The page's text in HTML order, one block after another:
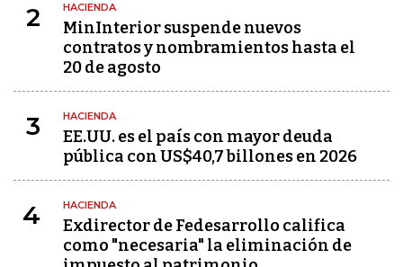
2 HACIENDA
MinInterior suspende nuevos
contratos y nombramientos hasta el
20 de agosto
3 HACIENDA
EE.UU. es el país con mayor deuda
pública con US$40,7 billones en 2026
4 HACIENDA
Exdirector de Fedesarrollo califica
como "necesaria" la eliminación de